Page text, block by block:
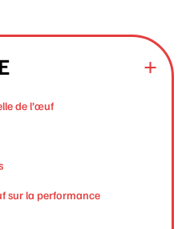
de l’œuf
sur la performance